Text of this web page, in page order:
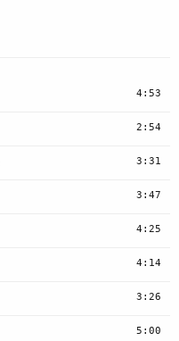
4:53
2:54
3:31
3:47
4:25
4:14
3:26
5:00